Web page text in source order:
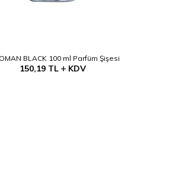
BLACK 100 ml Parfüm Şişesi
150,19TL KDV